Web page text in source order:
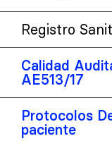
Registro
Calidad
AE513/17
Protocolos
paciente